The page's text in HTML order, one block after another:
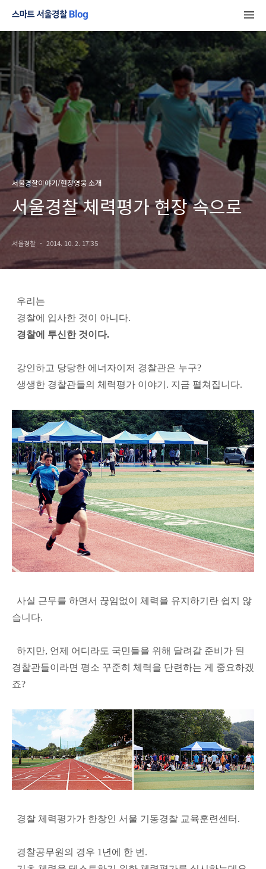
서울경찰이야기/현장영웅 소개
서울경찰 체력평가 현장 속으로
서울경찰 2014. 10. 2. 17:35
우리는
경찰에 입사한 것이 아니다.
경찰에 투신한 것이다.
강인하고 당당한 에너자이저 경찰관은 누구?
생생한 경찰관들의 체력평가 이야기. 지금 펼쳐집니다.
사실 근무를 하면서 끊임없이 체력을 유지하기란 쉽지 않
습니다.
하지만, 언제 어디라도 국민들을 위해 달려갈 준비가 된
경찰관들이라면 평소 꾸준히 체력을 단련하는 게 중요하겠
죠?
경찰 체력평가가 한창인 서울 기동경찰 교육훈련센터.
경찰공무원의 경우 1년에 한 번.